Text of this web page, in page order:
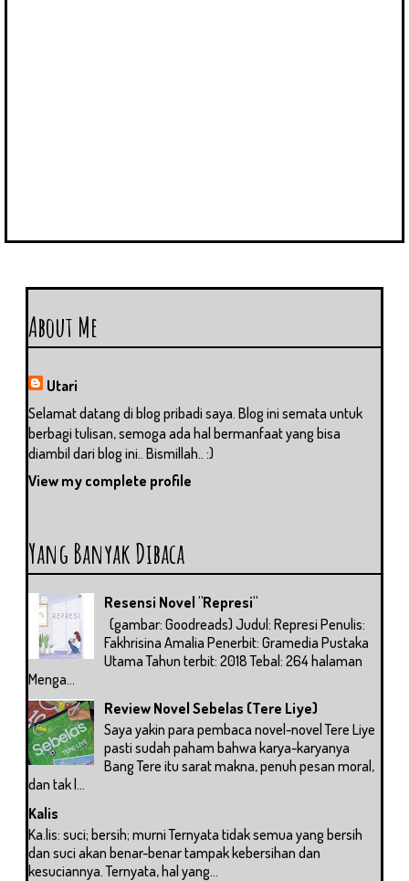
About Me
Utari
Selamat datang di blog pribadi saya. Blog ini semata untuk
berbagi tulisan, semoga ada hal bermanfaat yang bisa
diambil dari blog ini.. Bismillah.. :)
View my complete profile
Yang Banyak Dibaca
Resensi Novel "Represi"
(gambar: Goodreads) Judul: Represi Penulis:
Fakhrisina Amalia Penerbit: Gramedia Pustaka
Utama Tahun terbit: 2018 Tebal: 264 halaman
Menga...
Review Novel Sebelas (Tere Liye)
Saya yakin para pembaca novel-novel Tere Liye
pasti sudah paham bahwa karya-karyanya
Bang Tere itu sarat makna, penuh pesan moral,
dan tak l...
Kalis
Ka.lis: suci; bersih; murni Ternyata tidak semua yang bersih
dan suci akan benar-benar tampak kebersihan dan
kesuciannya. Ternyata, hal yang...